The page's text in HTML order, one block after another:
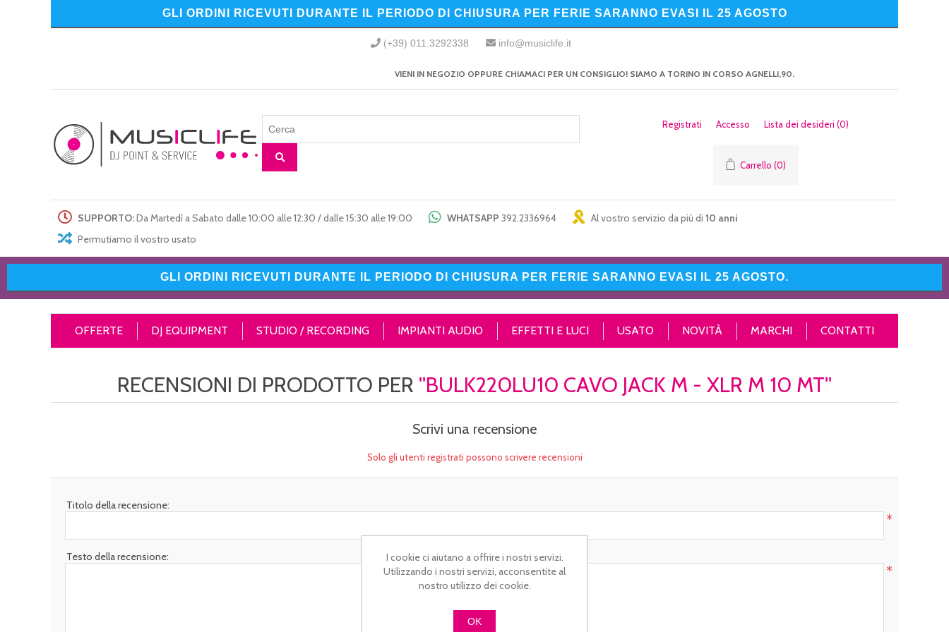
GLI ORDINI RICEVUTI DURANTE IL PERIODO DI CHIUSURA PER FERIE SARANNO EVASI IL 25 AGOSTO
(+39) 011.3292338 info@musiclife.it
VIENI IN NEGOZIO OPPURE CHIAMACI PER UN CONSIGLIO! SIAMO A TORINO IN CORSO AGNELLI,90.
Registrati Accesso Lista dei desideri (0)
Carrello (0)
SUPPORTO:Da Martedì a Sabato dalle 10:00 alle 12:30 / dalle 15:30 alle 19:00 WHATSAPP 392.2336964 Al vostro servizio da più di 10 anni
Permutiamo il vostro usato
GLI ORDINI RICEVUTI DURANTE IL PERIODO DI CHIUSURA PER FERIE SARANNO EVASI IL 25 AGOSTO.
OFFERTE DJ EQUIPMENT STUDIO / RECORDING IMPIANTI AUDIO EFFETTI E LUCI USATO NOVITÀ MARCHI CONTATTI
RECENSIONI DI PRODOTTO PER BULK220LU10 CAVO JACK M - XLR M 10 MT
Scrivi una recensione
Solo gli utenti registrati possono scrivere recensioni
Titolo della recensione:
*
Testo della recensione:
*
I cookie ci aiutano a offrire i nostri servizi.
Utilizzando i nostri servizi, acconsentite al
nostro utilizzo dei cookie.
OK